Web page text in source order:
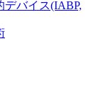
バイス(IABP,